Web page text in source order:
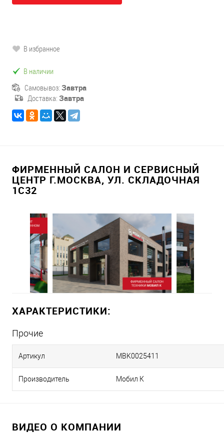
В избранное
В наличии
Самовывоз: Завтра
Доставка: Завтра
ФИРМЕННЫЙ САЛОН И СЕРВИСНЫЙ
ЦЕНТР Г.МОСКВА, УЛ. СКЛАДОЧНАЯ
1С32
ХАРАКТЕРИСТИКИ:
Прочие
Артикул MBK0025411
Производитель Мобил К
ВИДЕО О КОМПАНИИ